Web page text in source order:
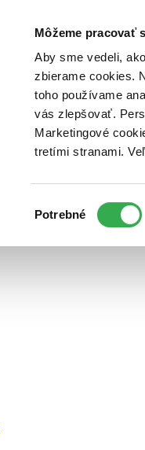
Môžeme pracovať
Aby sme vedeli,
zbierame cookies.
toho používame
vás zlepšovať.
Marketingové
tretími stranami.
súhlasu
Potrebné